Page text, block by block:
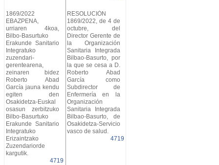
1869/2022
EBAZPENA,
urriaren 4koa,
Bilbo-Basurtuko
Erakunde Sanitario
Integratuko
zuzendari-
gerentearena,
zeinaren bidez
Roberto Abad
García jauna kendu
egiten den
Osakidetza-Euskal
osasun zerbitzuko
Bilbo-Basurtuko
Erakunde Sanitario
Integratuko
Erizaintzako
Zuzendariorde
kargutik.
4719
RESOLUCIÓN
1869/2022, de 4 de
octubre, del
Director Gerente de
la Organización
Sanitaria Integrada
Bilbao-Basurto, por
la que se cesa a D.
Roberto Abad
García como
Subdirector de
Enfermería en la
Organización
Sanitaria Integrada
Bilbao-Basurto, de
Osakidetza-Servicio
vasco de salud.
4719